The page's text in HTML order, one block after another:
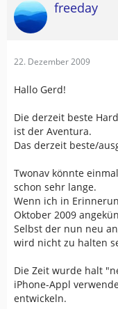
freeday
22. Dezember 2009
Hallo Gerd!
Die derzeit beste
ist der Aventura.
Das derzeit beste/
Twonav könnte
schon sehr lange.
Wenn ich in
Oktober 2009
Selbst der nun neu
wird nicht zu halten
Die Zeit wurde halt
iPhone-Appl
entwickeln.